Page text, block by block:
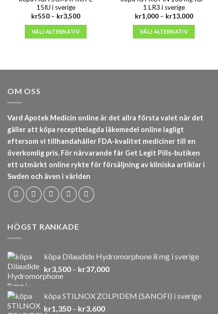
15IU i sverige
kr550 – kr3,500Prisintervall:
VÄLJ ALTERNATIV
1 LR3 i sverige
kr1,000 – kr13,000
VÄLJ ALTERNATIV
OM OSS
Vard Apotek Medicin online är det allra första valet när det
gäller att köpa receptbelagda läkemedel online lagligt
eftersom vi tillhandahåller FDA-kvalitet mediciner till en
överkomlig pris. För närvarande får Get Legit Pills-butiken
ett utmärkt online rykte för försäljning av kliniska artiklar i
Swden och även i världen
HÖGST RANKADE
köpa Dilaudide Hydromorphone 8 mg i sverige
kr3,500 – kr37,000Prisintervall:
kr37,000
köpa STILNOX ZOLPIDEM (SANOFI) i sverige
kr1,350 – kr3,600Prisintervall: